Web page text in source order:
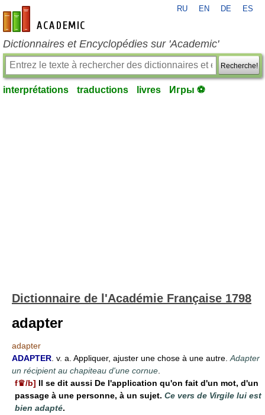
fr-academic.com
RU EN DE ES
Dictionnaires et Encyclopédies sur 'Academic'
Recherche!
interprétations traductions livres Игры ⚽
Dictionnaire de l'Académie Française 1798
adapter
adapter
ADAPTER . v. a. Appliquer, ajuster une chose à une autre. Adapter
un récipient au chapiteau d'une cornue
f♛/b] Il se dit aussi De l'application qu'on fait d'un mot, d'un
passage à une personne, à un sujet. Ce vers de Virgile lui est
bien adapté.